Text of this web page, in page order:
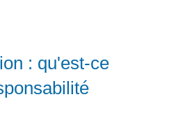
: qu'est-ce